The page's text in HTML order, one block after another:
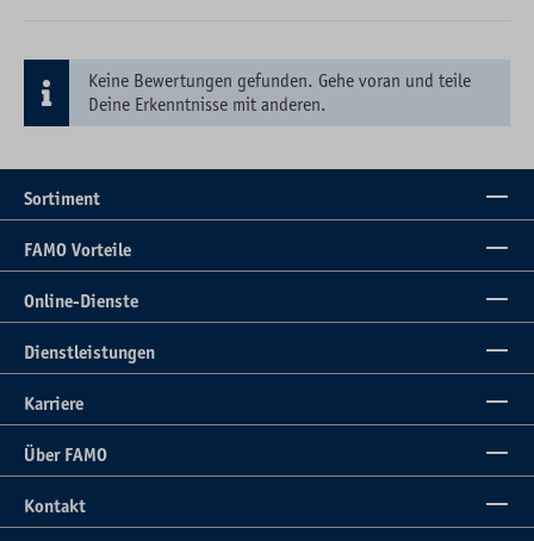
Keine Bewertungen gefunden. Gehe voran und teile
Deine Erkenntnisse mit anderen.
Sortiment
FAMO Vorteile
Online-Dienste
Dienstleistungen
Karriere
Über FAMO
Kontakt